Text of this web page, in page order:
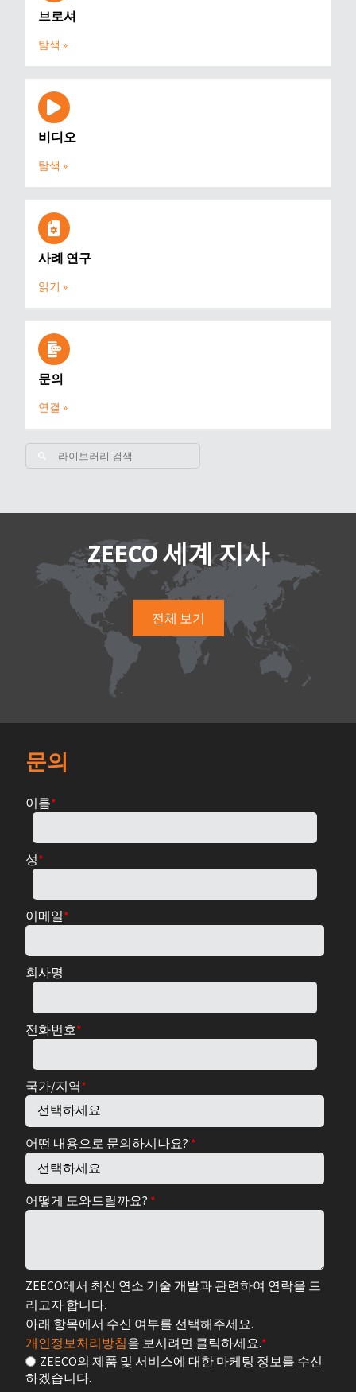
브로셔
탐색 »
비디오
탐색 »
사례 연구
읽기 »
문의
연결 »
ZEECO 세계 지사
전체 보기
문의
이름*
성*
이메일*
회사명
전화번호*
국가/지역*
어떤 내용으로 문의하시나요? *
어떻게 도와드릴까요? *
ZEECO에서 최신 연소 기술 개발과 관련하여 연락을 드
리고자 합니다.
아래 항목에서 수신 여부를 선택해주세요.
개인정보처리방침을 보시려면 클릭하세요.*
ZEECO의 제품 및 서비스에 대한 마케팅 정보를 수신
하겠습니다.